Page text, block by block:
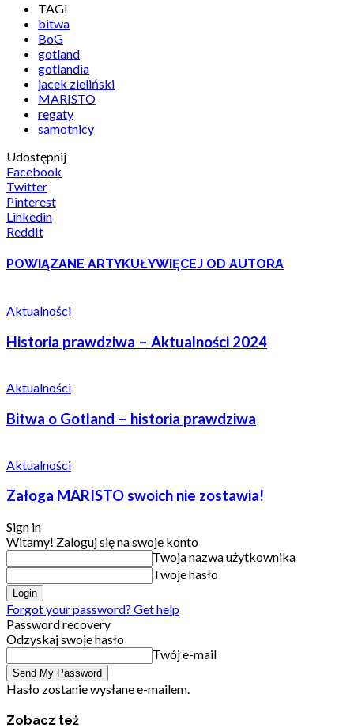
TAGI
bitwa
BoG
gotland
gotlandia
jacek zieliński
MARISTO
regaty
samotnicy
Udostępnij
Facebook
Twitter
Pinterest
Linkedin
ReddIt
POWIĄZANE ARTYKUŁYWIĘCEJ OD AUTORA
Aktualności
Historia prawdziwa – Aktualności 2024
Aktualności
Bitwa o Gotland – historia prawdziwa
Aktualności
Załoga MARISTO swoich nie zostawia!
Sign in
Witamy! Zaloguj się na swoje konto
Twoja nazwa użytkownika
Twoje hasło
Forgot your password? Get help
Password recovery
Odzyskaj swoje hasło
Twój e-mail
Hasło zostanie wysłane e-mailem.
Zobacz też